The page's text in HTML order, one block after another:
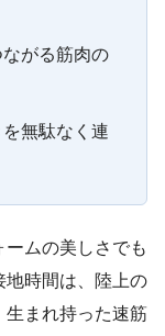
がる筋肉の
無駄なく連
ムの美しさでも
地時間は、陸上の
生まれ持った速筋